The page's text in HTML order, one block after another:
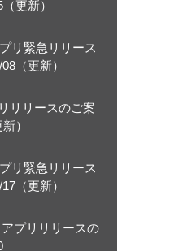
更新）
リ緊急リリース
（更新）
リリースのご案
）
リ緊急リリース
（更新）
アプリリリースの